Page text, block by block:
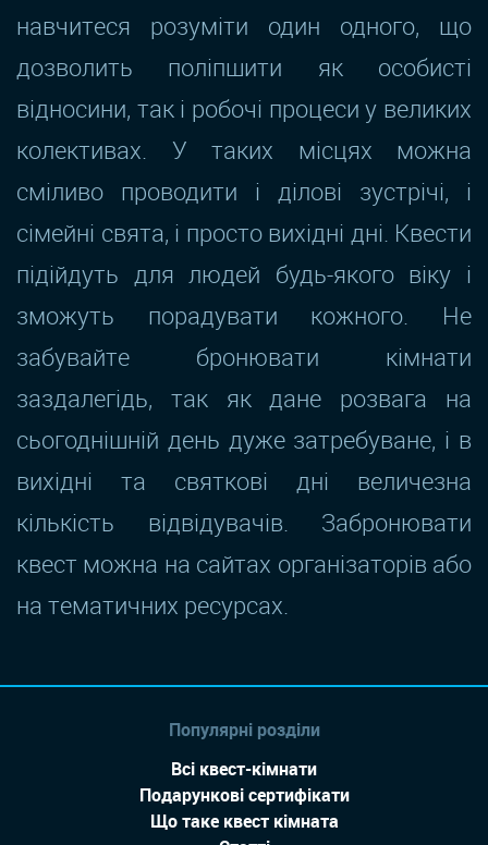
навчитеся розуміти один одного, що
дозволить поліпшити як особисті
відносини, так і робочі процеси у великих
колективах. У таких місцях можна
сміливо проводити і ділові зустрічі, і
сімейні свята, і просто вихідні дні. Квести
підійдуть для людей будь-якого віку і
зможуть порадувати кожного. Не
забувайте бронювати кімнати
заздалегідь, так як дане розвага на
сьогоднішній день дуже затребуване, і в
вихідні та святкові дні величезна
кількість відвідувачів. Забронювати
квест можна на сайтах організаторів або
на тематичних ресурсах.
Популярні розділи
Всі квест-кімнати
Подарункові сертифікати
Що таке квест кімната